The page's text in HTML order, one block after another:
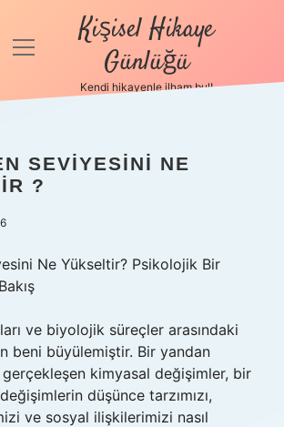
menüyü
Kişisel Hikaye
Günlüğü
Kendi hikayenle ilham bul!
SEVIYESINI NE
?
Ne Yükseltir? Psikolojik Bir
ve biyolojik süreçler arasındaki
beni büyülemiştir. Bir yandan
kimyasal değişimler, bir
düşünce tarzımızı,
ve sosyal ilişkilerimizi nasıl